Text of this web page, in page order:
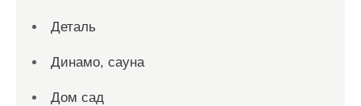
Деталь
Динамо, сауна
Дом сад